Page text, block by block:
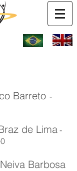
Barreto -
de Lima -
Barbosa